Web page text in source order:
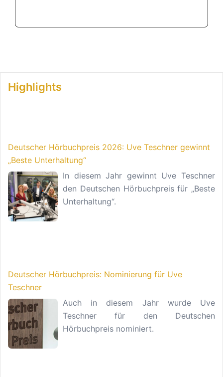
Highlights
Deutscher Hörbuchpreis 2026: Uve Teschner gewinnt
„Beste Unterhaltung“
In diesem Jahr gewinnt Uve Teschner
den Deutschen Hörbuchpreis für „Beste
Unterhaltung“.
Deutscher Hörbuchpreis: Nominierung für Uve
Teschner
Auch in diesem Jahr wurde Uve
Teschner für den Deutschen
Hörbuchpreis nominiert.